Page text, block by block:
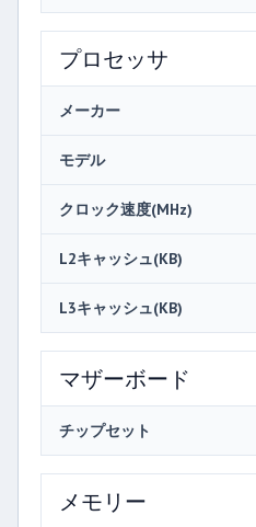
プロセッサ
メーカー
モデル
クロック速度(MHz)
L2キャッシュ(KB)
L3キャッシュ(KB)
マザーボード
チップセット
メモリー